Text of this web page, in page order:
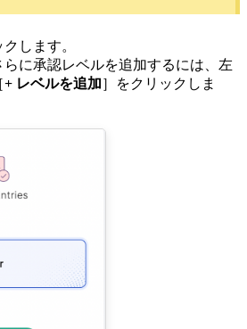
します。
らに承認レベルを追加するには、左
+ レベルを追加］をクリックしま